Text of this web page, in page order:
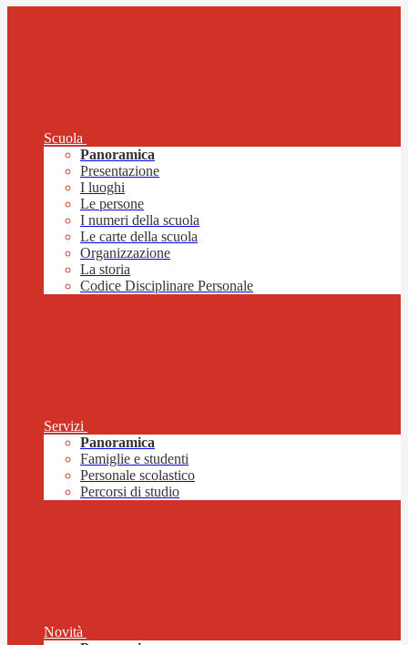
Scuola
Panoramica
Presentazione
I luoghi
Le persone
I numeri della scuola
Le carte della scuola
Organizzazione
La storia
Codice Disciplinare Personale
Servizi
Panoramica
Famiglie e studenti
Personale scolastico
Percorsi di studio
Novità